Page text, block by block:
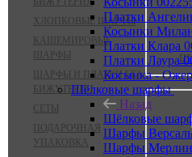
ХЛОПКОВЫЕ ШАРФЫ
КАШЕМИРОВЫЕ
ШАРФЫ
ШАРФЫ И ПЛАТКИ БЕЗ
БИЖУТЕРИИ
СЕТЫ
ПОДАРОЧНАЯ
УПАКОВКА
Платки
Косынки
Платки Клара
Платки Лаура
Косынка -
Шёлковые шарфы
Назад
Шёлковые
Шарфы
Шарфы Мерлин